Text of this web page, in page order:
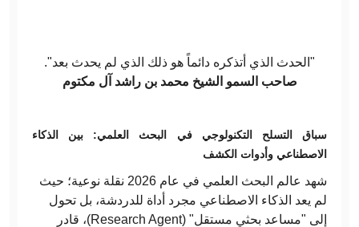
"الحدث الذي أتذكره دائماً هو ذلك الذي لم يحدث بعد".
صاحب السمو الشيخ محمد بن راشد آل مكتوم
سباق التسلح التكنولوجي في البحث العلمي: بين الذكاء
الاصطناعي وأدوات الكشف
شهد عالم البحث العلمي في عام 2026 نقلة نوعية؛ حيث
لم يعد الذكاء الاصطناعي مجرد أداة للدردشة، بل تحول
إلى "مساعد بحثي مستقل" (Research Agent)، قادر